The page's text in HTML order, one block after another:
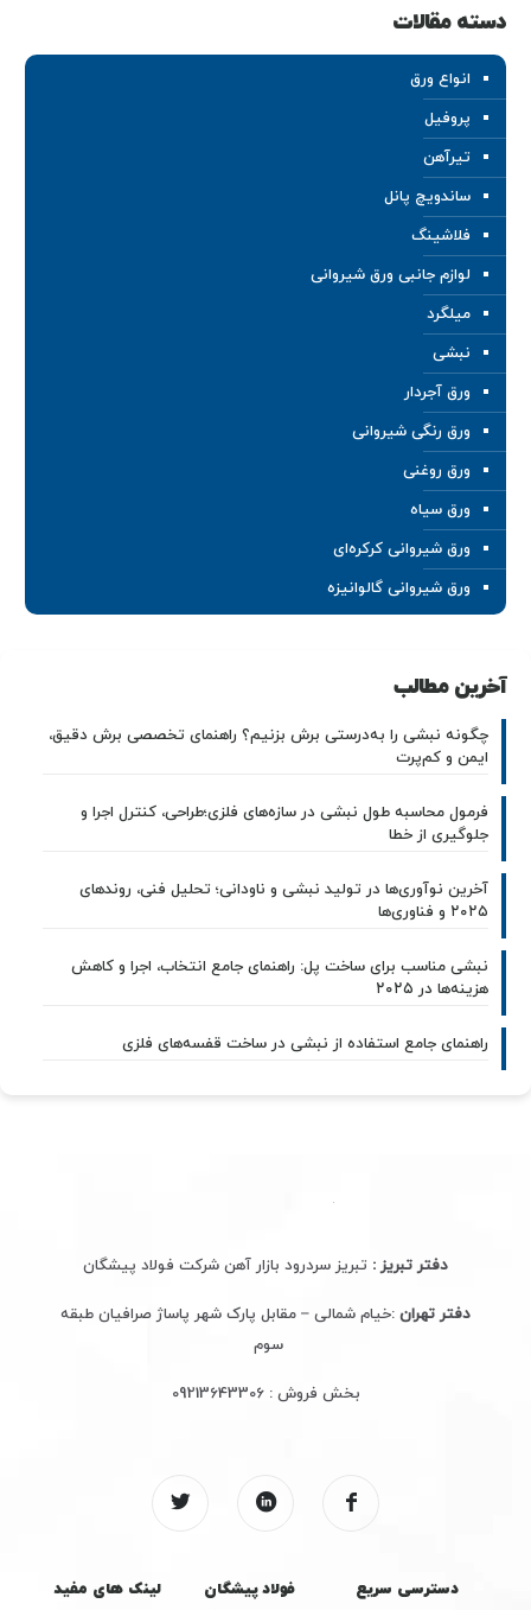
دسته مقالات
انواع ورق
پروفیل
تیرآهن
ساندویچ پانل
فلاشینگ
لوازم جانبی ورق شیروانی
میلگرد
نبشی
ورق آجردار
ورق رنگی شیروانی
ورق روغنی
ورق سیاه
ورق شیروانی کرکره‌ای
ورق شیروانی گالوانیزه
آخرین مطالب
چگونه نبشی را به‌درستی برش بزنیم؟ راهنمای تخصصی برش دقیق،
ایمن و کم‌پرت
فرمول محاسبه طول نبشی در سازه‌های فلزی؛طراحی، کنترل اجرا و
جلوگیری از خطا
آخرین نوآوری‌ها در تولید نبشی و ناودانی؛ تحلیل فنی، روندهای
۲۰۲۵ و فناوری‌ها
نبشی مناسب برای ساخت پل: راهنمای جامع انتخاب، اجرا و کاهش
هزینه‌ها در ۲۰۲۵
راهنمای جامع استفاده از نبشی در ساخت قفسه‌های فلزی
دفتر تبریز : تبریز سردرود بازار آهن شرکت فولاد پیشگان
دفتر تهران :خیام شمالی – مقابل پارک شهر پاساژ صرافیان طبقه
سوم
بخش فروش :09213643306
دسترسی سریع فولاد پیشگان لینک های مفید